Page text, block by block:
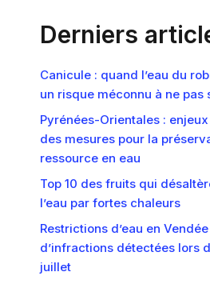
Derniers
Canicule : quand l’eau du
un risque méconnu à ne pas
Pyrénées-Orientales :
des mesures pour la
ressource en eau
Top 10 des fruits qui
l’eau par fortes chaleurs
Restrictions d’eau en
d’infractions détectées lors
juillet